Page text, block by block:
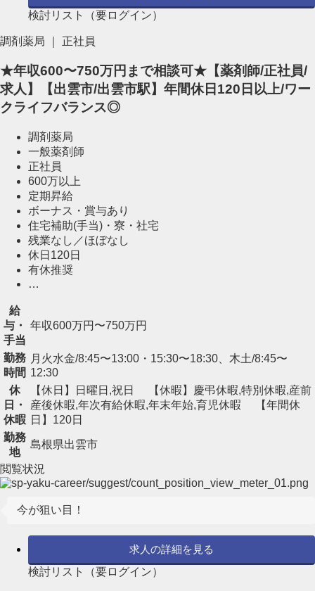
検討リスト（要ログイン）
調剤薬局 ｜ 正社員
★年収600〜750万円まで相談可★【薬剤師/正社員/
求人】【出雲市/出雲市駅】年間休日120日以上/ワー
クライフバランス◎
調剤薬局
一般薬剤師
正社員
600万以上
定期昇給
ボーナス・賞与あり
住宅補助(手当)・寮・社宅
残業なし／ほぼなし
休日120日
有休推奨
…
給
与・
手当
年収600万円〜750万円
勤務
時間
月火水金/8:45〜13:00・15:30〜18:30、木土/8:45〜
12:30
休
日・
休暇
【休日】日曜日,祝日 【休暇】慶弔休暇,特別休暇,産前
産後休暇,年次有給休暇,年末年始,育児休暇 【年間休
日】120日
勤務
地
島根県出雲市
閲覧状況
今が狙い目！
求人の詳細を見る
検討リスト（要ログイン）